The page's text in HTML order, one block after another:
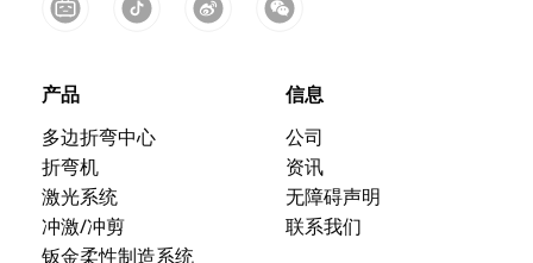
产品
多边折弯中心
折弯机
激光系统
冲激/冲剪
钣金柔性制造系统
信息
公司
资讯
无障碍声明
联系我们